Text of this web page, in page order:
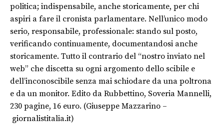
politica; indispensabile, anche storicamente, per chi
aspiri a fare il cronista parlamentare. Nell’unico modo
serio, responsabile, professionale: stando sul posto,
verificando continuamente, documentandosi anche
storicamente. Tutto il contrario del “nostro inviato nel
web” che discetta su ogni argomento dello scibile e
dell’inconoscibile senza mai schiodare da una poltrona
e da un monitor. Edito da Rubbettino, Soveria Mannelli,
230 pagine, 16 euro. (Giuseppe Mazzarino –
giornalistitalia.it)